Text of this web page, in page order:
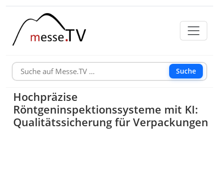
Suche
Hochpräzise
Röntgeninspektionssysteme mit KI:
Qualitätssicherung für Verpackungen